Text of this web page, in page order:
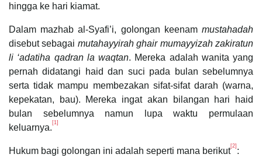
hingga ke hari kiamat.
Dalam mazhab al-Syafi’i, golongan keenam mustahadah
disebut sebagai mutahayyirah ghair mumayyizah zakiratun
li ‘adatiha qadran la waqtan. Mereka adalah wanita yang
pernah didatangi haid dan suci pada bulan sebelumnya
serta tidak mampu membezakan sifat-sifat darah (warna,
kepekatan, bau). Mereka ingat akan bilangan hari haid
bulan sebelumnya namun lupa waktu permulaan
keluarnya. [1]
Hukum bagi golongan ini adalah seperti mana berikut[2] :